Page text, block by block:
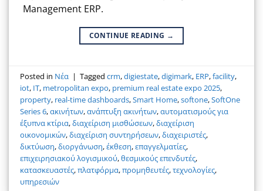
Management ERP.
CONTINUE READING →
Posted in Νέα | Taggedcrm,digiestate,digimark, ERP,facility,
iot, IT, metropolitan expo, premium real estate expo 2025,
property, real-time dashboards,Smart Home,softone,SoftOne
Series 6,ακινήτων,ανάπτυξη ακινήτων,αυτοματισμούς για
έξυπνα κτίρια,διαχείριση μισθώσεων,διαχείριση
οικονομικών,διαχείριση συντηρήσεων,διαχειριστές,
δικτύωση,διοργάνωση,έκθεση,επαγγελματίες,
επιχειρησιακού λογισμικού,θεσμικούς επενδυτές,
κατασκευαστές,πλατφόρμα,προμηθευτές,τεχνολογίες,
υπηρεσιών